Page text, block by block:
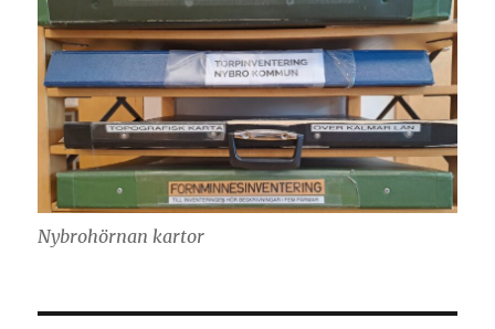
Nybrohörnan kartor